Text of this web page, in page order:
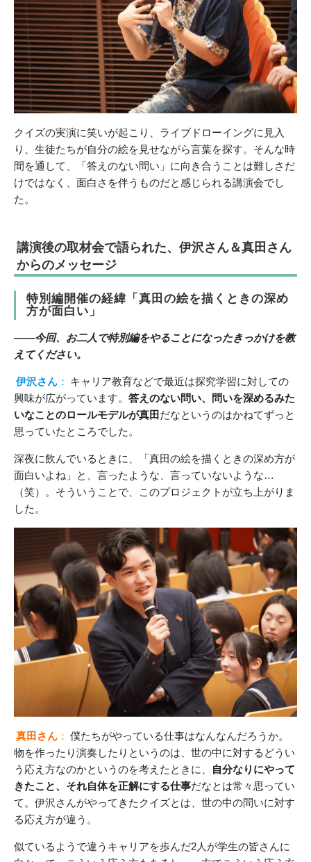
クイズの実演に笑いが起こり、ライブドローイングに見入
り、生徒たちが自分の絵を見せながら言葉を探す。そんな時
間を通して、「答えのない問い」に向き合うことは難しさだ
けではなく、面白さを伴うものだと感じられる講演会でし
た。
講演後の取材会で語られた、伊沢さん＆真田さん
からのメッセージ
特別編開催の経緯「真田の絵を描くときの深め
方が面白い」
――今回、お二人で特別編をやることになったきっかけを教
えてください。
伊沢さん ： キャリア教育などで最近は探究学習に対しての
興味が広がっています。 答えのない問い、問いを深めるみた
いなことのロールモデルが真田 だなというのはかねてずっと
思っていたところでした。
深夜に飲んでいるときに、「真田の絵を描くときの深め方が
面白いよね」と、言ったような、言っていないような…
（笑）。そういうことで、このプロジェクトが立ち上がりま
した。
真田さん ： 僕たちがやっている仕事はなんなんだろうか。
物を作ったり演奏したりというのは、世の中に対するどうい
う応え方なのかというのを考えたときに、
自分なりにやって
きたこと、それ自体を正解にする仕事だなとは常々思ってい
て。伊沢さんがやってきたクイズとは、世の中の問いに対す
る応え方が違う。
似ているようで違うキャリアを歩んだ2人が学生の皆さんに